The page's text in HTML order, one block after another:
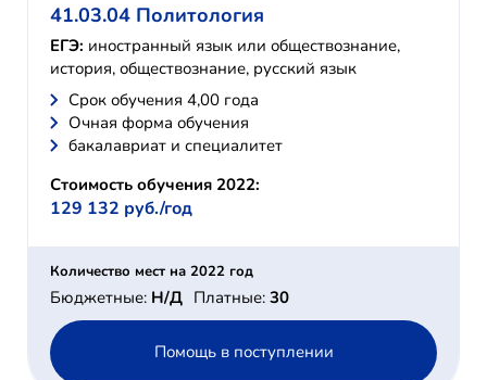
41.03.04 Политология
ЕГЭ: иностранный язык или обществознание,
история, обществознание, русский язык
Cрок обучения 4,00 года
Очная форма обучения
бакалавриат и специалитет
Стоимость обучения 2022:
129 132 руб./год
Количество мест на 2022 год
Бюджетные: Н/Д Платные: 30
Помощь в поступлении